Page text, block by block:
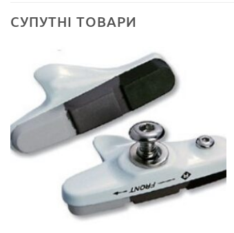
СУПУТНІ ТОВАРИ